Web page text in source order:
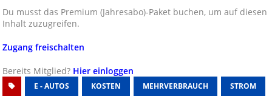
Du musst das Premium (Jahresabo)-Paket buchen, um auf diesen
Inhalt zuzugreifen.
Zugang freischalten
Bereits Mitglied? Hier einloggen
E - AUTOS KOSTEN MEHRVERBRAUCH STROM